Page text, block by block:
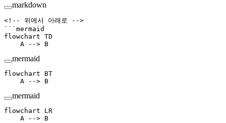
markdown
<!-- 위에서 아래로 -->
```mermaid
flowchart TD
    A --> B
mermaid
flowchart BT
    A --> B
mermaid
flowchart LR
    A --> B